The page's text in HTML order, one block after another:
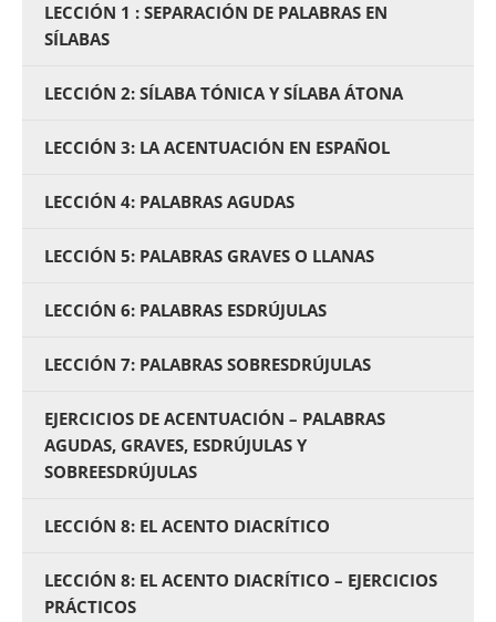
LECCIÓN 1 : SEPARACIÓN DE PALABRAS EN
SÍLABAS
LECCIÓN 2: SÍLABA TÓNICA Y SÍLABA ÁTONA
LECCIÓN 3: LA ACENTUACIÓN EN ESPAÑOL
LECCIÓN 4: PALABRAS AGUDAS
LECCIÓN 5: PALABRAS GRAVES O LLANAS
LECCIÓN 6: PALABRAS ESDRÚJULAS
LECCIÓN 7: PALABRAS SOBRESDRÚJULAS
EJERCICIOS DE ACENTUACIÓN – PALABRAS
AGUDAS, GRAVES, ESDRÚJULAS Y
SOBREESDRÚJULAS
LECCIÓN 8: EL ACENTO DIACRÍTICO
LECCIÓN 8: EL ACENTO DIACRÍTICO – EJERCICIOS
PRÁCTICOS